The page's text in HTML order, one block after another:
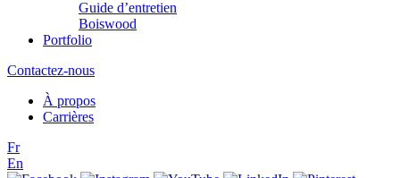
Guide d’entretien
Boiswood
Portfolio
Contactez-nous
À propos
Carrières
Fr
En